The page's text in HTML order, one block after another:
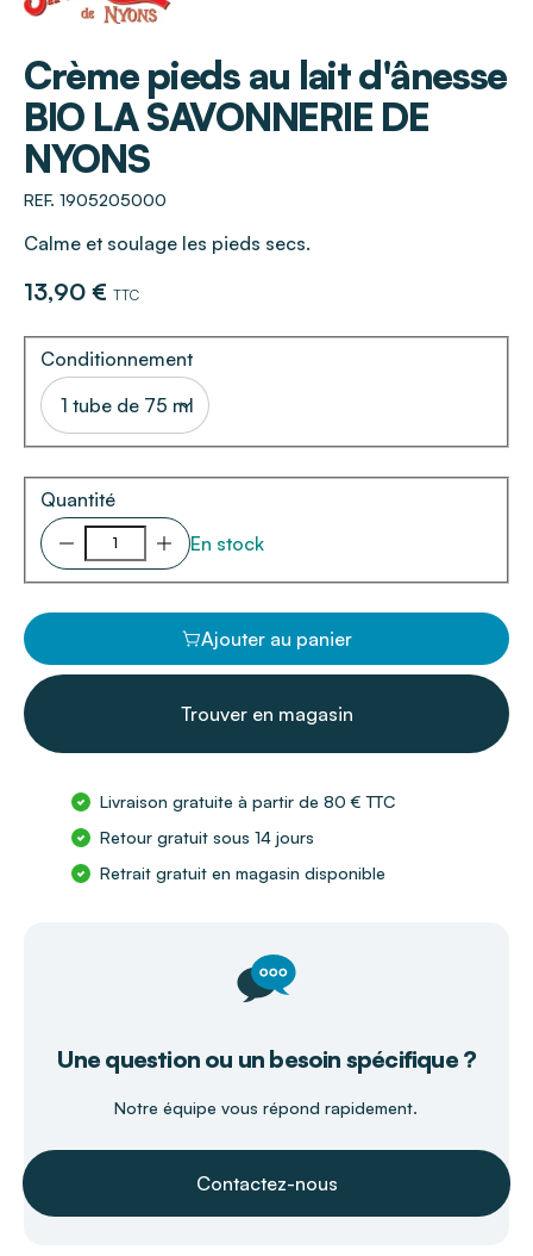
Crème pieds au lait d'ânesse
BIO LA SAVONNERIE DE
NYONS
REF. 1905205000
Calme et soulage les pieds secs.
13,90 € TTC
Conditionnement
1 tube de 75 ml
Quantité
En stock
Ajouter au panier
Trouver en magasin
Livraison gratuite à partir de 80 € TTC
Retour gratuit sous 14 jours
Retrait gratuit en magasin disponible
Une question ou un besoin spécifique ?
Notre équipe vous répond rapidement.
Contactez-nous